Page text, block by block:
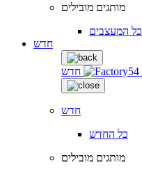
מותגים מובילים
כל המעצבים
חדש
חדש
חדש
כל החדש
מותגים מובילים